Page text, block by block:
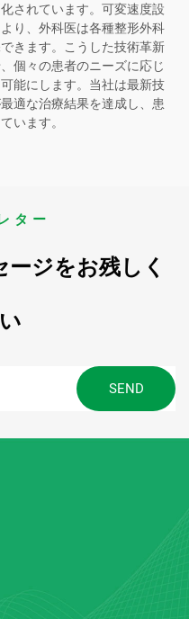
されています。可変速度設
り、外科医は各種整形外科
きます。こうした技術革新
個々の患者のニーズに応じ
能にします。当社は最新技
適な治療結果を達成し、患
います。
ター
ジをお残しく